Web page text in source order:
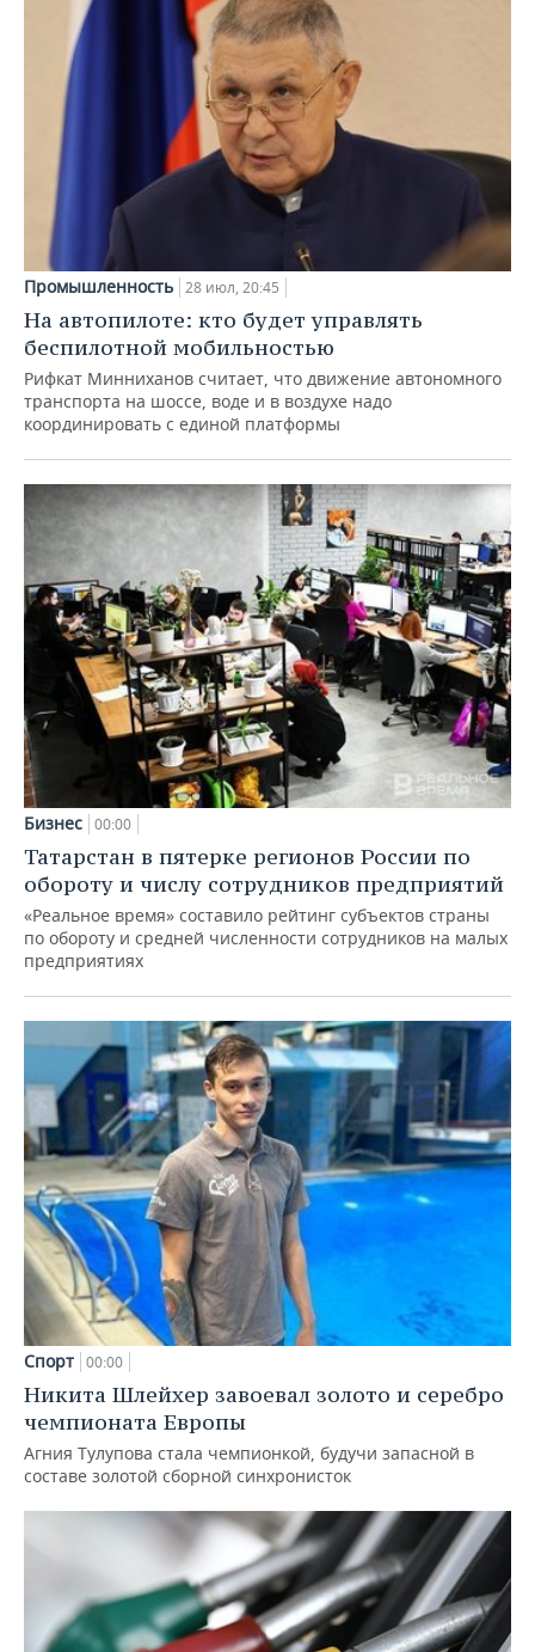
Промышленность 28 июл, 20:45
На автопилоте: кто будет управлять
беспилотной мобильностью
Рифкат Минниханов считает, что движение автономного
транспорта на шоссе, воде и в воздухе надо
координировать с единой платформы
Бизнес 00:00
Татарстан в пятерке регионов России по
обороту и числу сотрудников предприятий
«Реальное время» составило рейтинг субъектов страны
по обороту и средней численности сотрудников на малых
предприятиях
Спорт 00:00
Никита Шлейхер завоевал золото и серебро
чемпионата Европы
Агния Тулупова стала чемпионкой, будучи запасной в
составе золотой сборной синхронисток